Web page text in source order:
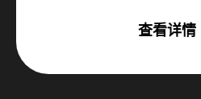
查看详情